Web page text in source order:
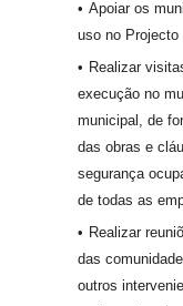
Apoiar os
uso no Projecto
Realizar
execução no
municipal, de
das obras e
segurança
de todas as
Realizar
das
outros